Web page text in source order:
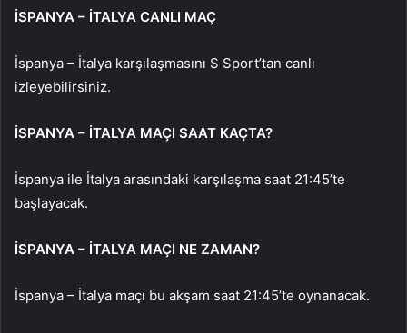
İSPANYA – İTALYA CANLI MAÇ
İspanya – İtalya karşılaşmasını S Sport’tan canlı
izleyebilirsiniz.
İSPANYA – İTALYA MAÇI SAAT KAÇTA?
İspanya ile İtalya arasındaki karşılaşma saat 21:45’te
başlayacak.
İSPANYA – İTALYA MAÇI NE ZAMAN?
İspanya – İtalya maçı bu akşam saat 21:45’te oynanacak.